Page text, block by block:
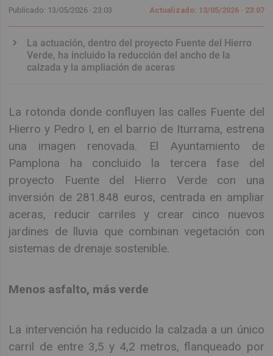
Publicado: 13/05/2026 ·23:03 Actualizado: 13/05/2026 · 23:07
La actuación, dentro del proyecto Fuente del Hierro
Verde, ha incluido la reducción del ancho de la
calzada y la ampliación de aceras
La rotonda donde confluyen las calles Fuente del
Hierro y Pedro I, en el barrio de Iturrama, estrena
una imagen renovada. El Ayuntamiento de
Pamplona ha concluido la tercera fase del
proyecto Fuente del Hierro Verde con una
inversión de 281.848 euros, centrada en ampliar
aceras, reducir carriles y crear cinco nuevos
jardines de lluvia que combinan vegetación con
sistemas de drenaje sostenible.
Menos asfalto, más verde
La intervención ha reducido la calzada a un único
carril de entre 3,5 y 4,2 metros, flanqueado por